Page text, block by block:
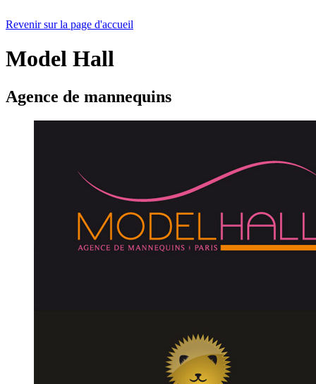
Revenir sur la page d'accueil
Model Hall
Agence de mannequins